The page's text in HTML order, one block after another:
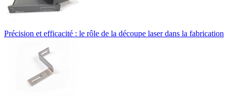
Précision et efficacité : le rôle de la découpe laser dans la fabrication